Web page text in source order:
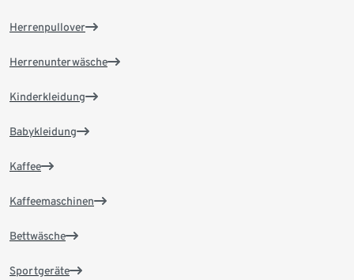
Herrenpullover
Herrenunterwäsche
Kinderkleidung
Babykleidung
Kaffee
Kaffeemaschinen
Bettwäsche
Sportgeräte